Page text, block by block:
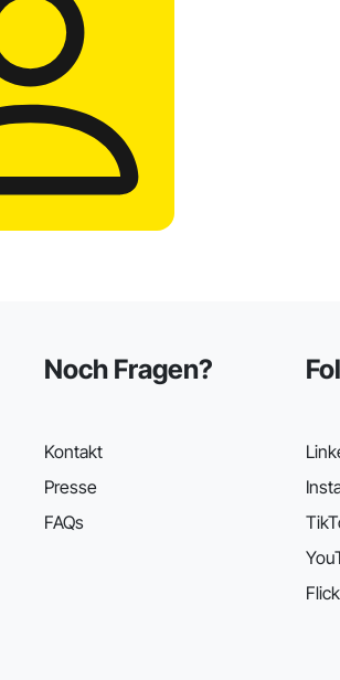
Noch Fragen?
Kontakt
Presse
FAQs